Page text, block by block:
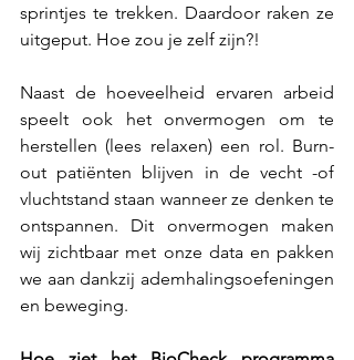
sprintjes te trekken. Daardoor raken ze
uitgeput. Hoe zou je zelf zijn?!
Naast de hoeveelheid ervaren arbeid
speelt ook het onvermogen om te
herstellen (lees relaxen) een rol. Burn-
out patiënten blijven in de vecht -of
vluchtstand staan wanneer ze denken te
ontspannen. Dit onvermogen maken
wij zichtbaar met onze data en pakken
we aan dankzij ademhalingsoefeningen
en beweging.